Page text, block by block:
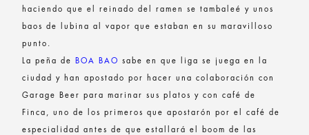
haciendo que el reinado del ramen se tambaleé y unos
baos de lubina al vapor que estaban en su maravilloso
punto.
La peña de BOA BAO sabe en que liga se juega en la
ciudad y han apostado por hacer una colaboración con
Garage Beer para marinar sus platos y con café de
Finca, uno de los primeros que apostarón por el café de
especialidad antes de que estallará el boom de las